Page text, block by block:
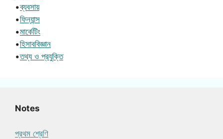
•ব্যবসায়
•ফিন্যান্স
•মার্কেটিং
•হিসাববিজ্ঞান
•তথ্য ও প্রযুক্তি
Notes
প্রথম শ্রেণি